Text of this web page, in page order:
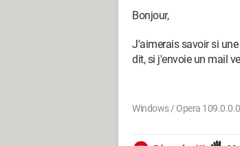
Bonjour,
J'aimerais savoir si
dit, si j'envoie un mail
Windows / Opera 109.0.0.0